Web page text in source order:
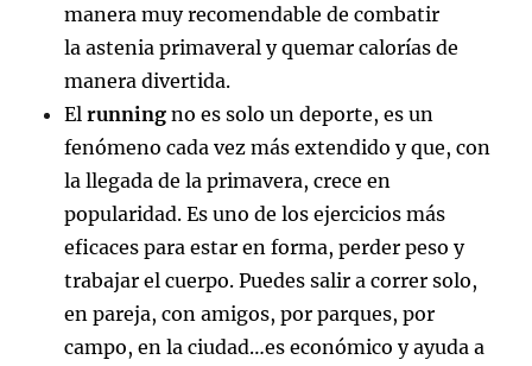
manera muy recomendable de combatir
la astenia primaveral y quemar calorías de
manera divertida.
Elrunning no es solo un deporte, es un
fenómeno cada vez más extendido y que, con
la llegada de la primavera, crece en
popularidad. Es uno de los ejercicios más
eficaces para estar en forma, perder peso y
trabajar el cuerpo. Puedes salir a correr solo,
en pareja, con amigos, por parques, por
campo, en la ciudad…es económico y ayuda a